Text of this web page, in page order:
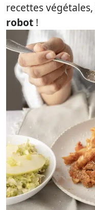
recettes végétales,
robot !